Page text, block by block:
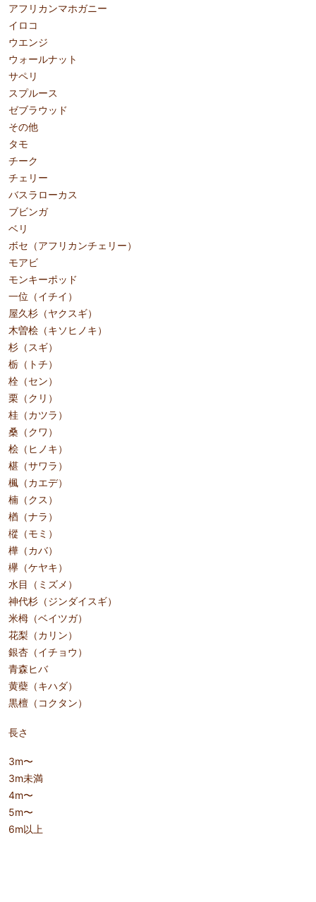
アフリカンマホガニー
イロコ
ウエンジ
ウォールナット
サペリ
スプルース
ゼブラウッド
その他
タモ
チーク
チェリー
バスラローカス
ブビンガ
ベリ
ボセ（アフリカンチェリー）
モアビ
モンキーポッド
一位（イチイ）
屋久杉（ヤクスギ）
木曽桧（キソヒノキ）
杉（スギ）
栃（トチ）
栓（セン）
栗（クリ）
桂（カツラ）
桑（クワ）
桧（ヒノキ）
椹（サワラ）
楓（カエデ）
楠（クス）
楢（ナラ）
樅（モミ）
樺（カバ）
欅（ケヤキ）
水目（ミズメ）
神代杉（ジンダイスギ）
米栂（ベイツガ）
花梨（カリン）
銀杏（イチョウ）
青森ヒバ
黄蘗（キハダ）
黒檀（コクタン）
長さ
3m〜
3m未満
4m〜
5m〜
6m以上